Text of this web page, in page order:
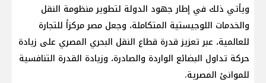
ويأتي ذلك في إطار جهود الدولة لتطوير منظومة النقل
والخدمات اللوجيستية المتكاملة، وجعل مصر مركزاً للتجارة
للعالمية، عبر تعزيز قدرة قطاع النقل البحري المصري على زيادة
حركة تداول البضائع الواردة والصادرة، وزيادة القدرة التنافسية
للموانئ المصرية.